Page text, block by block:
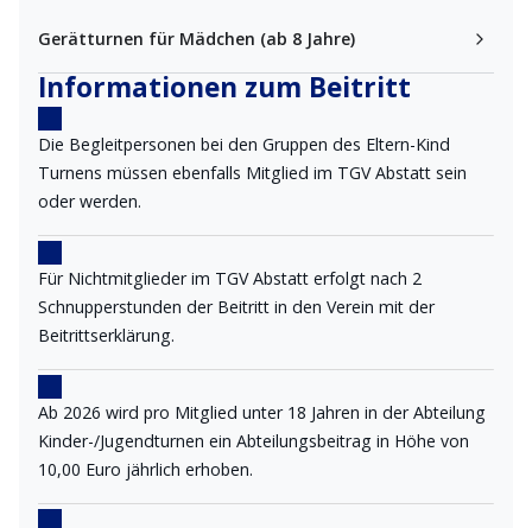
Gerätturnen für Mädchen (ab 8 Jahre)
Informationen zum Beitritt
Die Begleitpersonen bei den Gruppen des Eltern-Kind
Turnens müssen ebenfalls Mitglied im TGV Abstatt sein
oder werden.
Für Nichtmitglieder im TGV Abstatt erfolgt nach 2
Schnupperstunden der Beitritt in den Verein mit der
Beitrittserklärung.
Ab 2026 wird pro Mitglied unter 18 Jahren in der Abteilung
Kinder-/Jugendturnen ein Abteilungsbeitrag in Höhe von
10,00 Euro jährlich erhoben.